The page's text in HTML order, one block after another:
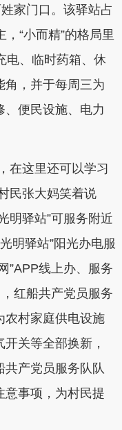
家门口。该驿站占
“小而精”的格局里
电、临时药箱、休
角，并于每周三为
、便民设施、电力
在这里还可以学习
民张大妈笑着说
明驿站”可服务附近
明驿站”阳光办电服
”APP线上办、服务
红船共产党员服务
农村家庭供电设施
关等全部换新，
共产党员服务队队
意事项，为村民提